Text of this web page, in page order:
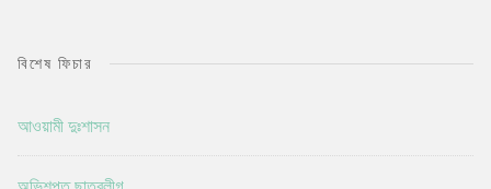
বিশেষ ফিচার
আওয়ামী দুঃশাসন